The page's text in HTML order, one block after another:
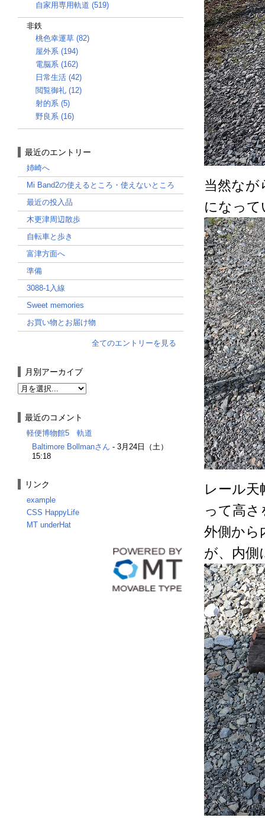
当然なが
になっ
レール
って高
外側から
が、内側
自家用専用軌道 (519)
非鉄
桃色幸運草 (82)
屋外系 (194)
電脳系 (162)
日常生活 (42)
閲覧御礼 (12)
射的系 (5)
野良系 (16)
最近のエントリー
姉崎へ
Mi Band2の使えるところ・使えないところ
最近の投入品
木更津周辺散歩
自転車と歩き
富津方面へ
準備
3088-1入線
Sweet memories
お買い物とお届け物
全てのエントリーを見る
月別アーカイブ
最近のコメント
軽便博物館5 軌道
Baltimore Bollmanさん - 3月24日（土）
15:18
リンク
example
CSS HappyLife
MT underHat